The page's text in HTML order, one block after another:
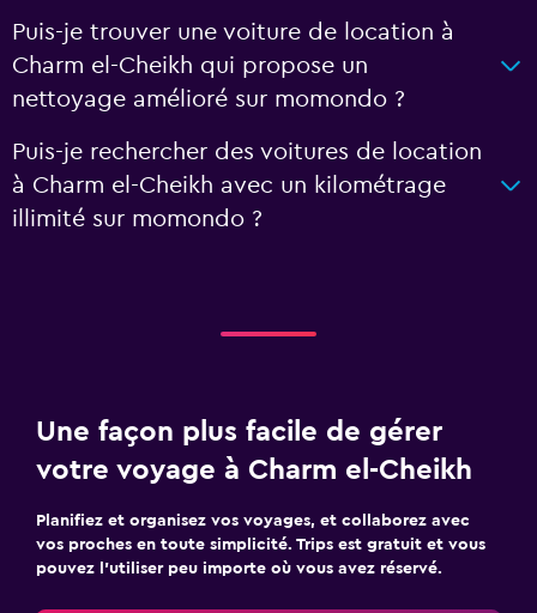
Puis-je trouver une voiture de location à
Charm el-Cheikh qui propose un
nettoyage amélioré sur momondo ?
Puis-je rechercher des voitures de location
à Charm el-Cheikh avec un kilométrage
illimité sur momondo ?
Une façon plus facile de gérer
votre voyage à Charm el-Cheikh
Planifiez et organisez vos voyages, et collaborez avec
vos proches en toute simplicité. Trips est gratuit et vous
pouvez l’utiliser peu importe où vous avez réservé.